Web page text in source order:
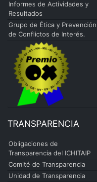
Informes de Actividades y
Resultados
Grupo de Ética y Prevención
de Conflictos de Interés.
TRANSPARENCIA
Obligaciones de
Transparencia del ICHITAIP
Comité de Transparencia
Unidad de Transparencia